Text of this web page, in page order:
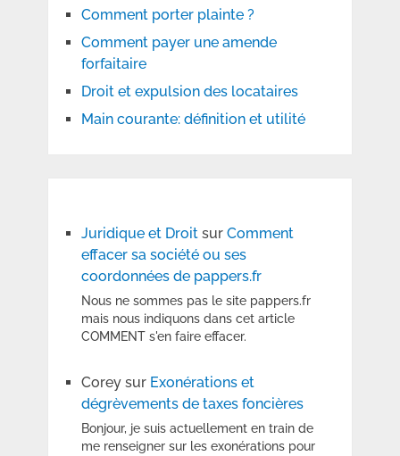
Comment porter plainte ?
Comment payer une amende
forfaitaire
Droit et expulsion des locataires
Main courante: définition et utilité
Juridique et Droitsur Comment
effacer sa société ou ses
coordonnées de pappers.fr
Nous ne sommes pas le site pappers.fr
mais nous indiquons dans cet article
COMMENT s'en faire effacer.
Coreysur Exonérations et
dégrèvements de taxes foncières
Bonjour, je suis actuellement en train de
me renseigner sur les exonérations pour